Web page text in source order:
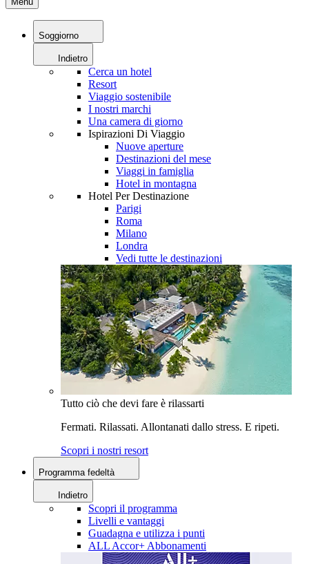
Soggiorno
Indietro
Cerca un hotel
Resort
Viaggio sostenibile
I nostri marchi
Una camera di giorno
Ispirazioni Di Viaggio
Nuove aperture
Destinazioni del mese
Viaggi in famiglia
Hotel in montagna
Hotel Per Destinazione
Parigi
Roma
Milano
Londra
Vedi tutte le destinazioni
Tutto ciò che devi fare è rilassarti
Fermati. Rilassati. Allontanati dallo stress. E ripeti.
Scopri i nostri resort
Programma fedeltà
Indietro
Scopri il programma
Livelli e vantaggi
Guadagna e utilizza i punti
ALL Accor+ Abbonamenti